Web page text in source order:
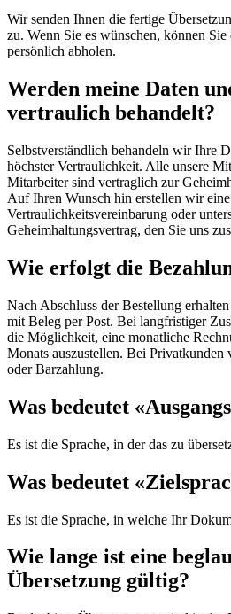
Wir senden Ihnen die fertige
zu. Wenn Sie es wünschen, können
persönlich abholen.
Werden meine Daten
vertraulich behandelt?
Selbstverständlich behandeln wir Ihre
höchster Vertraulichkeit. Alle unsere
Mitarbeiter sind vertraglich zur
Auf Ihren Wunsch hin erstellen wir eine
Vertraulichkeitsvereinbarung oder
Geheimhaltungsvertrag, den Sie uns
Wie erfolgt die
Nach Abschluss der Bestellung
mit Beleg per Post. Bei langfristiger
die Möglichkeit, eine monatliche
Monats auszustellen. Bei Privatkunden
oder Barzahlung.
Was bedeutet
Es ist die Sprache, in der das zu
Was bedeutet
Es ist die Sprache, in welche Ihr
Wie lange ist eine
Übersetzung gültig?